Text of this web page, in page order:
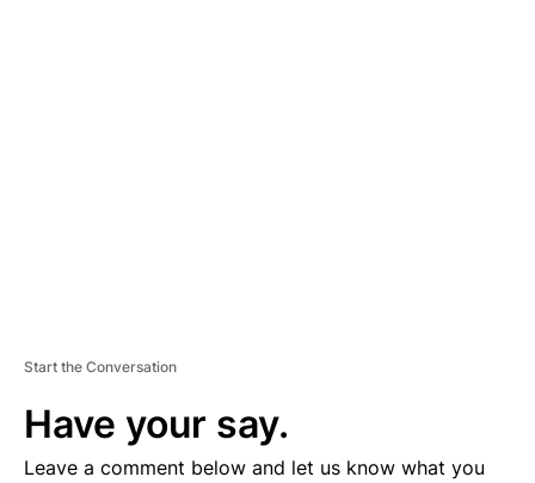
Start the Conversation
Have your say.
Leave a comment below and let us know what you